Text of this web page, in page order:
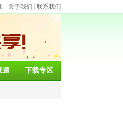
关于我们 联系我们
遣 下载专区